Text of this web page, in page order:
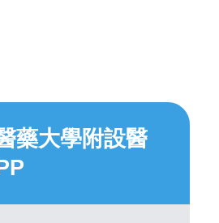
藥大學附設醫